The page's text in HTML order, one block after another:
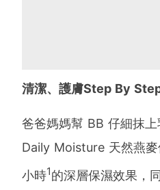
清潔、護膚Step By
爸爸媽媽幫 BB 仔細抹
Daily Moisture 天然燕
小時1的深層保濕效果，